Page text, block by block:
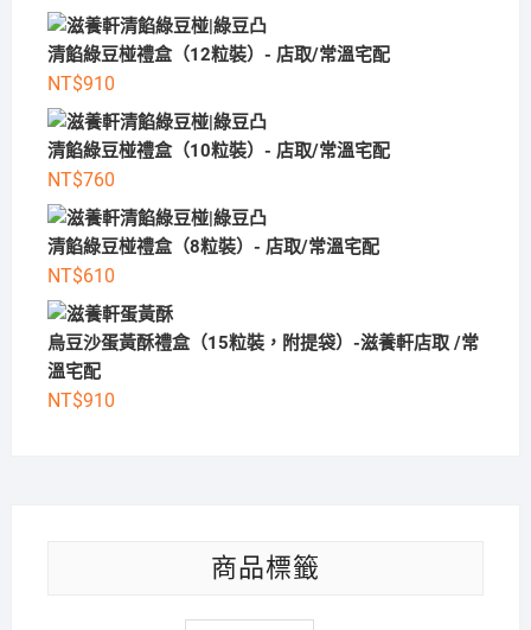
清餡綠豆椪禮盒（12粒裝）- 店取/常溫宅配
NT$910
清餡綠豆椪禮盒（10粒裝）- 店取/常溫宅配
NT$760
清餡綠豆椪禮盒（8粒裝）- 店取/常溫宅配
NT$610
烏豆沙蛋黃酥禮盒（15粒裝，附提袋）-滋養軒店取 /常
溫宅配
NT$910
商品標籤